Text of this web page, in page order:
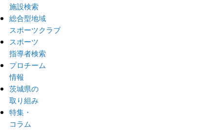
施設検索
総合型地域
スポーツクラブ
スポーツ
指導者検索
プロチーム
情報
茨城県の
取り組み
特集・
コラム